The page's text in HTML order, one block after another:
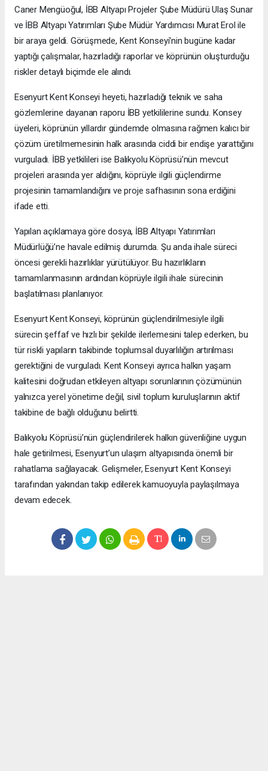
Caner Mengüoğul, İBB Altyapı Projeler Şube Müdürü Ulaş Sunar
ve İBB Altyapı Yatırımları Şube Müdür Yardımcısı Murat Erol ile
bir araya geldi. Görüşmede, Kent Konseyi'nin bugüne kadar
yaptığı çalışmalar, hazırladığı raporlar ve köprünün oluşturduğu
riskler detaylı biçimde ele alındı.
Esenyurt Kent Konseyi heyeti, hazırladığı teknik ve saha
gözlemlerine dayanan raporu İBB yetkililerine sundu. Konsey
üyeleri, köprünün yıllardır gündemde olmasına rağmen kalıcı bir
çözüm üretilmemesinin halk arasında ciddi bir endişe yarattığını
vurguladı. İBB yetkilileri ise Balıkyolu Köprüsü’nün mevcut
projeleri arasında yer aldığını, köprüyle ilgili güçlendirme
projesinin tamamlandığını ve proje safhasının sona erdiğini
ifade etti.
Yapılan açıklamaya göre dosya, İBB Altyapı Yatırımları
Müdürlüğü’ne havale edilmiş durumda. Şu anda ihale süreci
öncesi gerekli hazırlıklar yürütülüyor. Bu hazırlıkların
tamamlanmasının ardından köprüyle ilgili ihale sürecinin
başlatılması planlanıyor.
Esenyurt Kent Konseyi, köprünün güçlendirilmesiyle ilgili
sürecin şeffaf ve hızlı bir şekilde ilerlemesini talep ederken, bu
tür riskli yapıların takibinde toplumsal duyarlılığın artırılması
gerektiğini de vurguladı. Kent Konseyi ayrıca halkın yaşam
kalitesini doğrudan etkileyen altyapı sorunlarının çözümünün
yalnızca yerel yönetime değil, sivil toplum kuruluşlarının aktif
takibine de bağlı olduğunu belirtti.
Balıkyolu Köprüsü’nün güçlendirilerek halkın güvenliğine uygun
hale getirilmesi, Esenyurt’un ulaşım altyapısında önemli bir
rahatlama sağlayacak. Gelişmeler, Esenyurt Kent Konseyi
tarafından yakından takip edilerek kamuoyuyla paylaşılmaya
devam edecek.